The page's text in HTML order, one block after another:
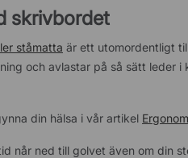
skrivbordet
ståmatta är ett utomordentligt
och avlastar på så sätt leder
din hälsa i vår artikel
når ned till golvet även om din